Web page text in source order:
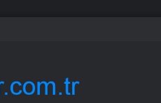
düzenlemeler kalıcı sonuç üretecek